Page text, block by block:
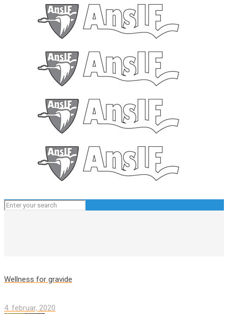
Wellness for gravide
4. februar, 2020